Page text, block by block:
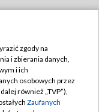
zgody na
i zbierania danych,
i ich
osobowych przez
również „TVP”),
Zaufanych